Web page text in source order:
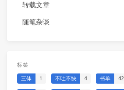
转载文章
随笔杂谈
标签
三体 1 不吐不快 4 书单 42